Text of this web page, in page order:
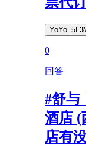
0
回答
#舒与
酒店 (
店有